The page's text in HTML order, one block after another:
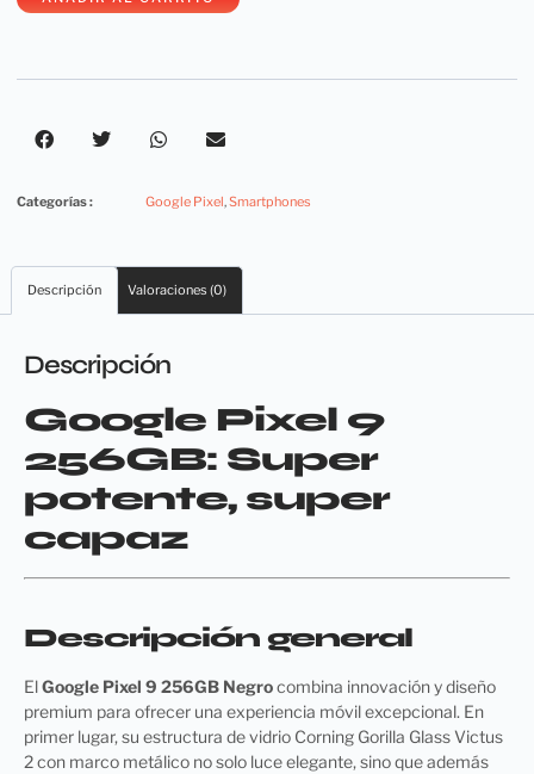
Categorías : Google Pixel,Smartphones
Descripción Valoraciones (0)
Descripción
Google Pixel 9
256GB: Super
potente, super
capaz
Descripción general
ElGoogle Pixel 9 256GB Negrocombina innovación y diseño
premium para ofrecer una experiencia móvil excepcional. En
primer lugar, su estructura de vidrio Corning Gorilla Glass Victus
2 con marco metálico no solo luce elegante, sino que además